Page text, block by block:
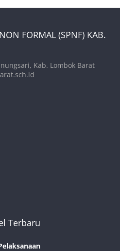
FORMAL (SPNF) KAB.
Kab. Lombok Barat
Terbaru